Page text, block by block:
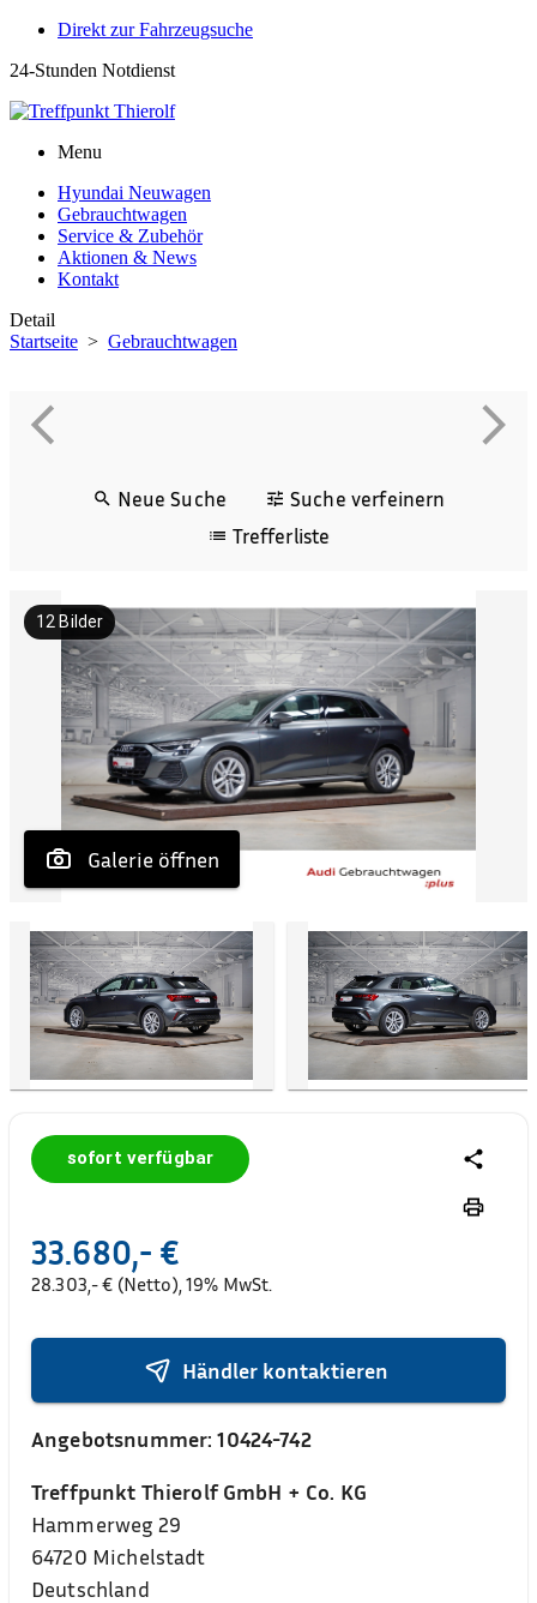
Direkt zur Fahrzeugsuche
24-Stunden Notdienst
Menu
Hyundai Neuwagen
Gebrauchtwagen
Service & Zubehör
Aktionen & News
Kontakt
Detail
Startseite > Gebrauchtwagen
Neue Suche
Suche verfeinern
Trefferliste
Galerie öffnen
12 Bilder
sofort verfügbar
33.680,- €
28.303,- € (Netto), 19% MwSt.
Händler kontaktieren
Angebotsnummer:10424-742
Treffpunkt Thierolf GmbH + Co. KG
Hammerweg 29
64720 Michelstadt
Deutschland